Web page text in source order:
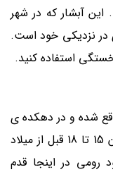
آبشار که در شهر
در نزدیکی خود است.
استفاده کنید.
واقع شده و در دهکده ی
جونیو در آدجارا قرار دارد. این قلعه به قرون 15 تا 18 قبل از میلاد
رومی در اینجا قدم